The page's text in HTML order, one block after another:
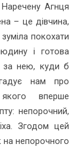
Агнця
– це дівчина,
покохати
і готова
за нею, куди б
нам про
якого вперше
непорочний,
Згодом цей
на непорочного